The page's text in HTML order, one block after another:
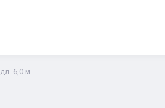
6,0 м.